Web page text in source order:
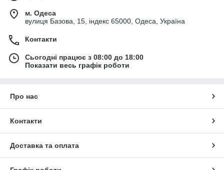
м. Одеса
вулиця Базова, 15, індекс 65000, Одеса, Україна
Контакти
Сьогодні працює з 08:00 до 18:00
Показати весь графік роботи
Про нас
Контакти
Доставка та оплата